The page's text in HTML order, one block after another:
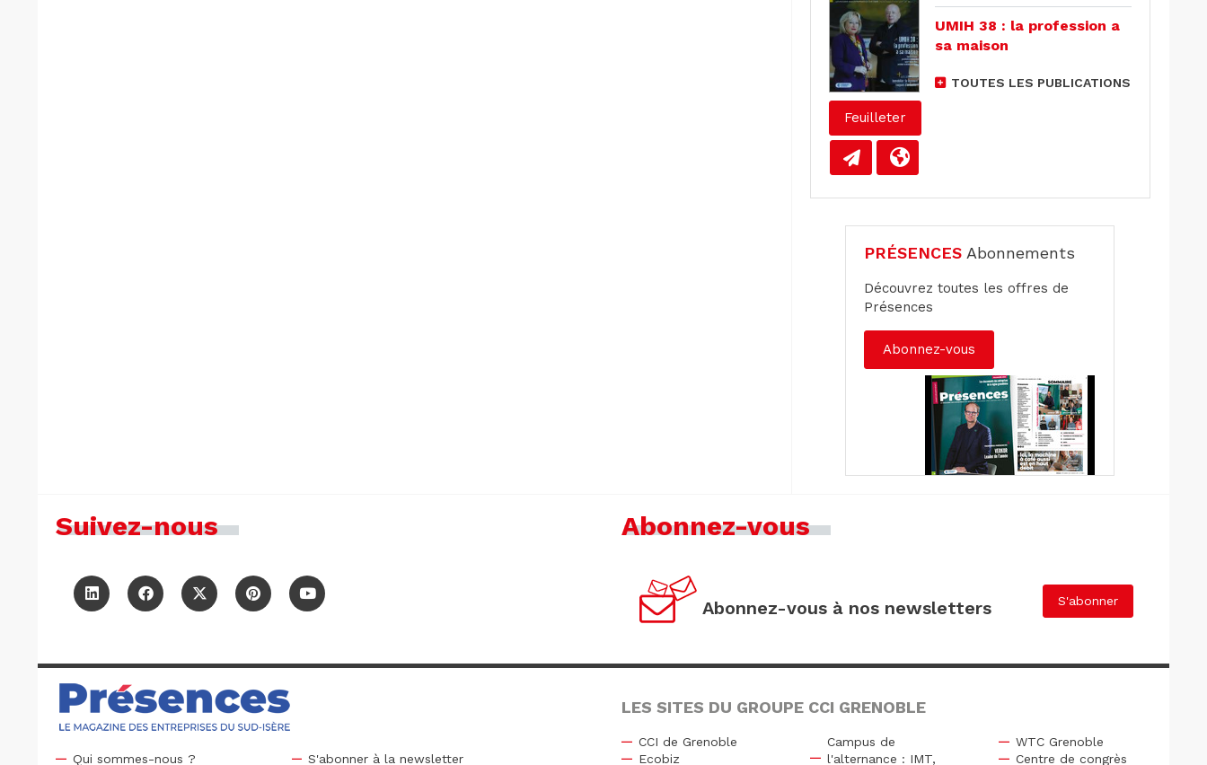
Feuilleter
UMIH 38 : la profession a
sa maison
TOUTES LES PUBLICATIONS
PRÉSENCES Abonnements
Découvrez toutes les offres de
Présences
Abonnez-vous
Suivez-nous Abonnez-vous
Abonnez-vous à nos newsletters S'abonner
Qui sommes-nous ? S'abonner à la newsletter
LES SITES DU GROUPE CCI GRENOBLE
CCI de Grenoble
Ecobiz
Campus de
l'alternance : IMT,
WTC Grenoble
Centre de congrès